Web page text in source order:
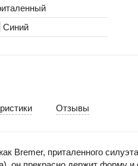
Синий
Отзывы
Bremer, приталенного